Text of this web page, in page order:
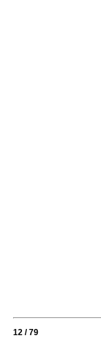
12 / 79